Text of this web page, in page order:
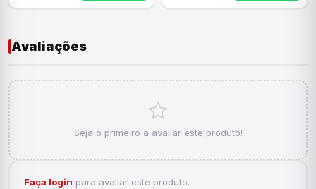
Avaliações
Seja o primeiro a avaliar este produto!
Faça login para avaliar este produto.